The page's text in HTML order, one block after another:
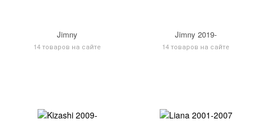
Jimny
14 товаров на сайте
Jimny 2019-
14 товаров на сайте